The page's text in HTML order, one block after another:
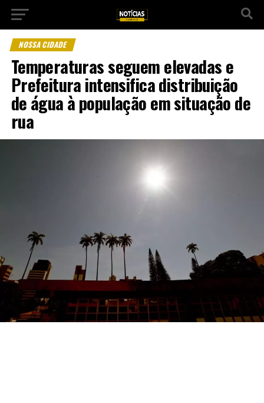
NOSSA CIDADE
Temperaturas seguem elevadas e
Prefeitura intensifica distribuição
de água à população em situação de
rua